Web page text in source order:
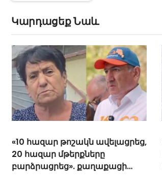
Կարդացեք Նաև
«10 հազար թոշակն ավելացրեց,
20 հազար մթերքները
բարձրացրեց». քաղաքացի